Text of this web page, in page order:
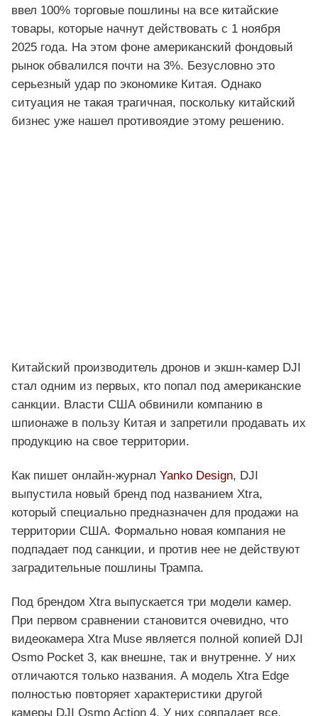
ввел 100% торговые пошлины на все китайские
товары, которые начнут действовать с 1 ноября
2025 года. На этом фоне американский фондовый
рынок обвалился почти на 3%. Безусловно это
серьезный удар по экономике Китая. Однако
ситуация не такая трагичная, поскольку китайский
бизнес уже нашел противоядие этому решению.
Китайский производитель дронов и экшн-камер DJI
стал одним из первых, кто попал под американские
санкции. Власти США обвинили компанию в
шпионаже в пользу Китая и запретили продавать их
продукцию на свое территории.
Как пишет онлайн-журнал Yanko Design, DJI
выпустила новый бренд под названием Xtra,
который специально предназначен для продажи на
территории США. Формально новая компания не
подпадает под санкции, и против нее не действуют
заградительные пошлины Трампа.
Под брендом Xtra выпускается три модели камер.
При первом сравнении становится очевидно, что
видеокамера Xtra Muse является полной копией DJI
Osmo Pocket 3, как внешне, так и внутренне. У них
отличаются только названия. А модель Xtra Edge
полностью повторяет характеристики другой
камеры DJI Osmo Action 4. У них совпадает все,